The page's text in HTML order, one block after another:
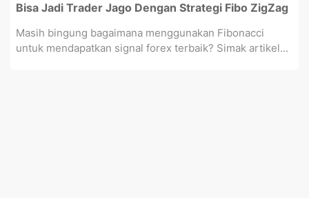
Bisa Jadi Trader Jago Dengan Strategi Fibo ZigZag
Masih bingung bagaimana menggunakan Fibonacci
untuk mendapatkan signal forex terbaik? Simak artikel...